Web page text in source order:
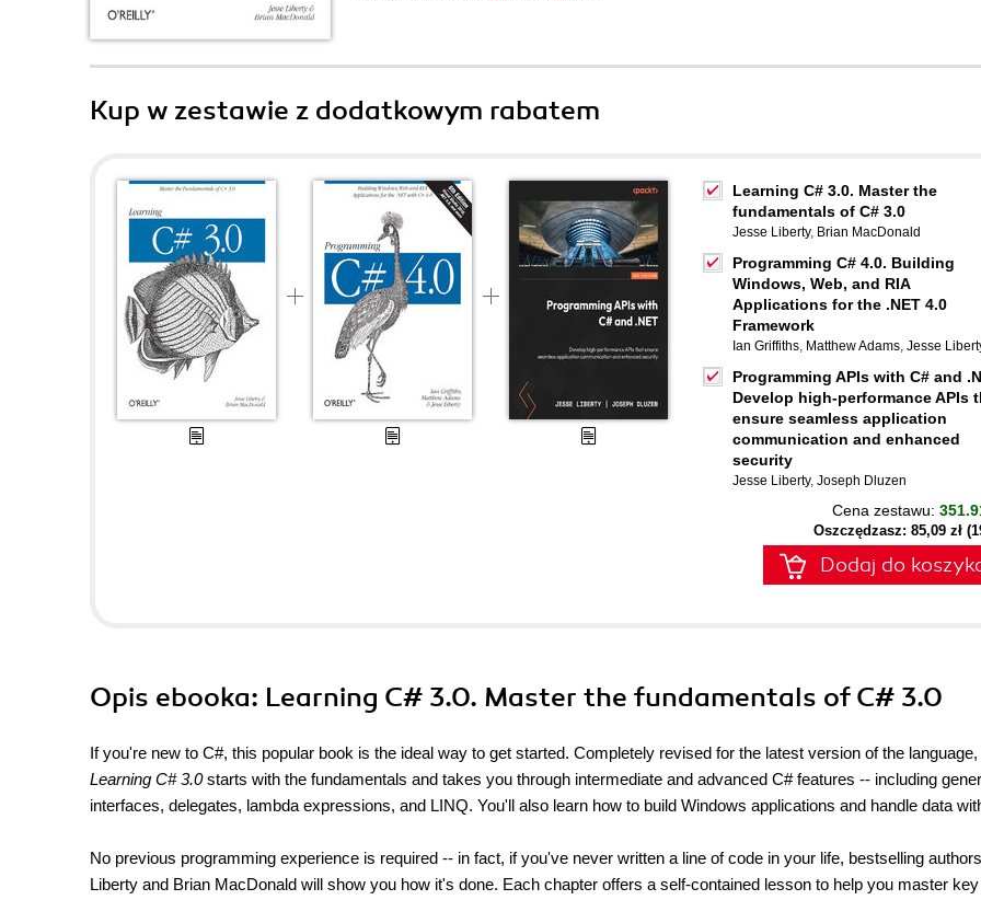
Kup w zestawie z dodatkowym rabatem
Learning C# 3.0. Master the
fundamentals of C# 3.0
Jesse Liberty, Brian MacDonald
Programming C# 4.0. Building
Windows, Web, and RIA
Applications for the .NET 4.0
Framework
Ian Griffiths, Matthew Adams, Jesse
Programming APIs with C# and
Develop high-performance APIs
ensure seamless application
communication and enhanced
security
Jesse Liberty, Joseph Dluzen
Cena zestawu:
Oszczędzasz: 85,09 zł
Dodaj do
Opis ebooka: Learning C# 3.0. Master the fundamentals of C# 3.0
If you're new to C#, this popular book is the ideal way to get started. Completely revised for the latest version of the language,
Learning C# 3.0starts with the fundamentals and takes you through intermediate and advanced C# features -- including
interfaces, delegates, lambda expressions, and LINQ. You'll also learn how to build Windows applications and handle data
No previous programming experience is required -- in fact, if you've never written a line of code in your life, bestselling
Liberty and Brian MacDonald will show you how it's done. Each chapter offers a self-contained lesson to help you master key